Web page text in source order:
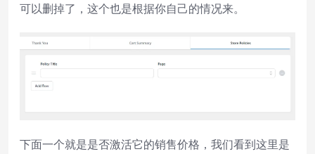
可以删掉了，这个也是根据你自己的情况来。
下面一个就是是否激活它的销售价格，我们看到这里是